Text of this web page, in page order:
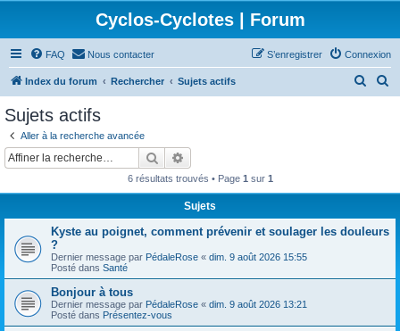
Cyclos-Cyclotes | Forum
FAQ Nous contacter Connexion
S’enregistrer
Index du forum Rechercher Sujets actifs
h
Sujets actifs
Aller à la recherche avancée
Rechercher
6 résultats trouvés • Page 1 sur 1
Sujets
Kyste au poignet, comment prévenir et soulager les douleurs
?
Dernier message par PédaleRose « dim. 9 août 2026 15:55
Posté dans Santé
Bonjour à tous
Dernier message par PédaleRose « dim. 9 août 2026 13:21
Posté dans Présentez-vous